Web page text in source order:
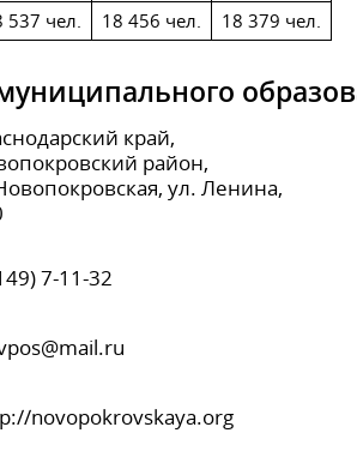
537 чел.
18 456 чел.
18 379 чел.
край,
район,
ул. Ленина,
7-11-32
novopokrovskaya.org